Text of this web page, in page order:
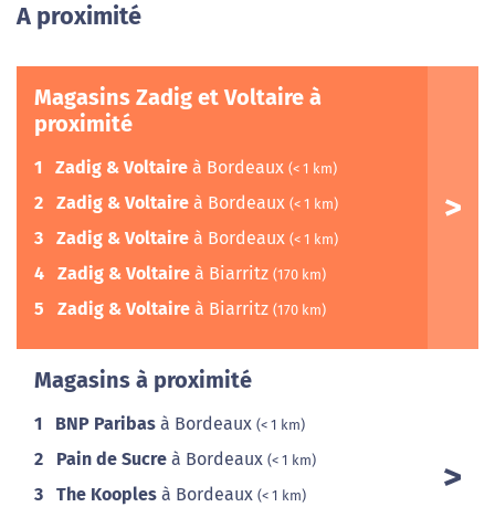
A proximité
Magasins Zadig et Voltaire à
proximité
1 Zadig & Voltaire à Bordeaux (< 1 km)
2 Zadig & Voltaire à Bordeaux (< 1 km)
3 Zadig & Voltaire à Bordeaux (< 1 km)
4 Zadig & Voltaire à Biarritz (170 km)
5 Zadig & Voltaire à Biarritz (170 km)
Magasins à proximité
1 BNP Paribas à Bordeaux (< 1 km)
2 Pain de Sucre à Bordeaux (< 1 km)
3 The Kooples à Bordeaux (< 1 km)